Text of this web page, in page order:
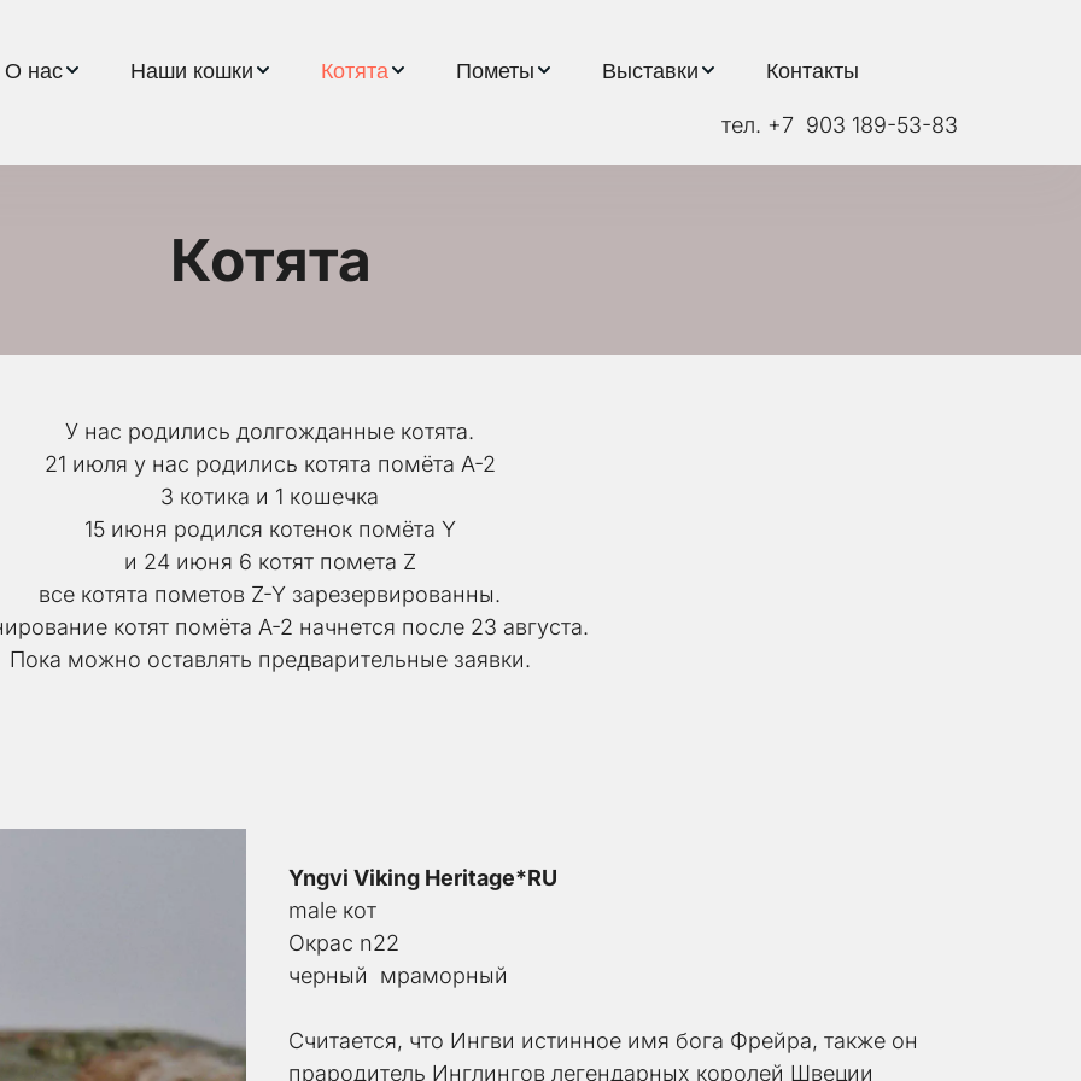
О нас Наши кошки Котята Пометы Выставки Контакты
тел. +7  903 189-53-83
Котята
У нас родились долгожданные котята.
21 июля у нас родились котята помёта A-2
3 котика и 1 кошечка
15 июня родился котенок помёта Y
и 24 июня 6 котят помета Z
все котята пометов Z-Y зарезервированны.
котят помёта А-2 начнется после 23 августа.
Пока можно оставлять предварительные заявки.
Yngvi Viking Heritage*RU
male кот
Окрас n22
черный  мраморный
Считается, что Ингви истинное имя бога Фрейра, также он
прародитель Инглингов легендарных королей Швеции